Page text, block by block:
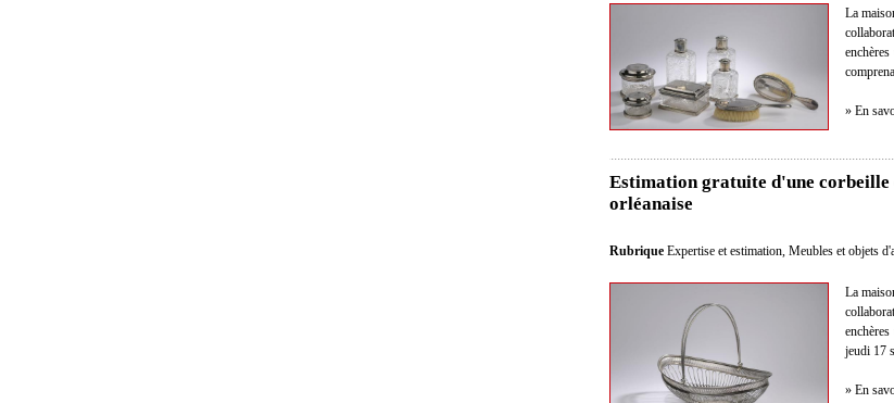
La
» En
Estimation gratuite d'une corbeille
orléanaise
Rubrique Expertise et estimation Meubles et objets
La
jeudi 17
» En